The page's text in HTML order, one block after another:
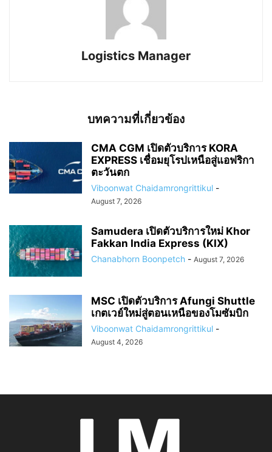
Logistics Manager
บทความที่เกี่ยวข้อง
CMA CGM เปิดตัวบริการ KORA
EXPRESS เชื่อมยุโรปเหนือสู่แอฟริกา
ตะวันตก
Viboonwat Chaidamrongrittikul -
August 7, 2026
Samudera เปิดตัวบริการใหม่ Khor
Fakkan India Express (KIX)
Chanabhorn Boonpetch - August 7, 2026
MSC เปิดตัวบริการ Afungi Shuttle
เกตเวย์ใหม่สู่ตอนเหนือของโมซัมบิก
Viboonwat Chaidamrongrittikul -
August 4, 2026